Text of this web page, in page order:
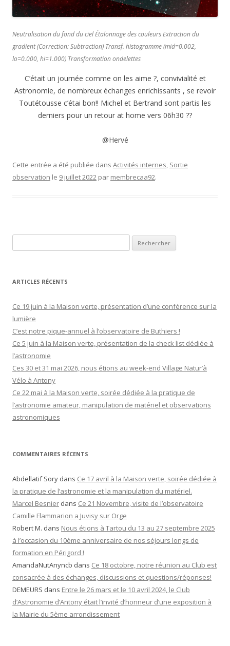
Neutralisation du fond du ciel Étalonnage des couleurs Extraction du
gradient (Correction: Subtraction) Transf. histogramme (mid=0.002,
lo=0.000, hi=1.000) Transformation ondelettes
C’était un journée comme on les aime ?, convivialité et
Astronomie, de nombreux échanges enrichissants , se revoir
Toutétousse c’étai bon!! Michel et Bertrand sont partis les
derniers pour un retour at home vers 06h30 ??
@Hervé
Cette entrée a été publiée dans Activités internes, Sortie
observation le 9 juillet 2022 par membrecaa92.
e
h
r
c
h
e
r
:
ARTICLES RÉCENTS
Ce 19 juin à la Maison verte, présentation d’une conférence sur la
lumière
C’est notre pique-annuel à l’observatoire de Buthiers !
Ce 5 juin à la Maison verte, présentation de la check list dédiée à
l’astronomie
Ces 30 et 31 mai 2026, nous étions au week-end Village Natur’à
Vélo à Antony
Ce 22 mai à la Maison verte, soirée dédiée à la pratique de
l’astronomie amateur, manipulation de matériel et observations
astronomiques
COMMENTAIRES RÉCENTS
Abdellatif Sory dans Ce 17 avril à la Maison verte, soirée dédiée à
la pratique de l’astronomie et la manipulation du matériel.
Marcel Besnier dans Ce 21 Novembre, visite de l’observatoire
Camille Flammarion a Juvisy sur Orge
Robert M. dans Nous étions à Tartou du 13 au 27 septembre 2025
à l’occasion du 10ème anniversaire de nos séjours longs de
formation en Périgord !
AmandaNutAnyncb dans Ce 18 octobre, notre réunion au Club est
consacrée à des échanges, discussions et questions/réponses!
DEMEURS dans Entre le 26 mars et le 10 avril 2024, le Club
d’Astronomie d’Antony était l’invité d’honneur d’une exposition à
la Mairie du 5ème arrondissement